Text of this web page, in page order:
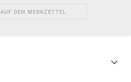
AUF DEN MERKZETTEL